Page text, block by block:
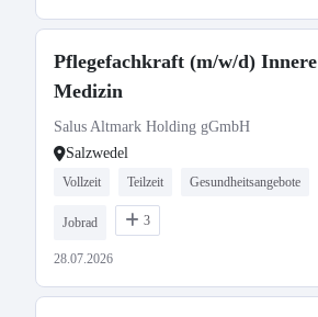
Pflegefachkraft (m/w/d) Innere
Medizin
Salus Altmark Holding gGmbH
Salzwedel
Vollzeit Teilzeit Gesundheitsangebote
Jobrad 3
28.07.2026